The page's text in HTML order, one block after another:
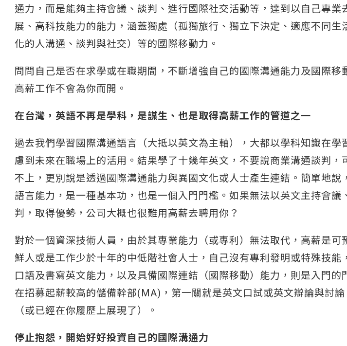
通力，而是能夠主持會議、談判、進行國際社交活動等，達到以自己專業
展、高科技能力的能力，涵蓋獨處（孤獨旅行、獨立下決定、適應不同生
化的人溝通、談判與社交）等的國際移動力。
問問自己是否在求學或在職期間，不斷增強自己的國際溝通能力及國際移
高薪工作不會為你而開。
在台灣，英語不再是學科，是謀生、也是取得高薪工作的管道之一
過去我們學習國際溝通語言（大抵以英文為主軸），大都以學科知識在學
慮到未來在職場上的活用。結果學了十幾年英文，不要說商業溝通談判，
不上，更別說是透過國際溝通能力與異國文化或人士產生連結。簡單地說
語言能力，是一種基本功，也是一個入門門檻。如果無法以英文主持會議
判，取得優勢，公司大概也很難用高薪去聘用你？
對於一個資深技術人員，由於其專業能力（或專利）無法取代，高薪是可
鮮人或是工作少於十年的中低階社會人士，自己沒有專利發明或特殊技能
口語及書寫英文能力，以及具備國際連結（國際移動）能力，則是入門的
在招募起薪較高的儲備幹部(MA)，第一關就是英文口試或英文辯論與討
（或已經在你履歷上展現了）。
停止抱怨，開始好好投資自己的國際溝通力